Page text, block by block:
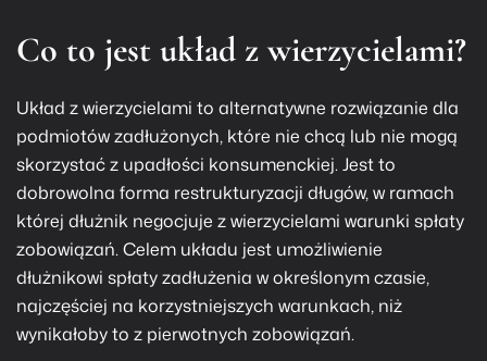
Co to jest układ z wierzycielami?
Układ z wierzycielami to alternatywne rozwiązanie dla
podmiotów zadłużonych, które nie chcą lub nie mogą
skorzystać z upadłości konsumenckiej. Jest to
dobrowolna forma restrukturyzacji długów, w ramach
której dłużnik negocjuje z wierzycielami warunki spłaty
zobowiązań. Celem układu jest umożliwienie
dłużnikowi spłaty zadłużenia w określonym czasie,
najczęściej na korzystniejszych warunkach, niż
wynikałoby to z pierwotnych zobowiązań.